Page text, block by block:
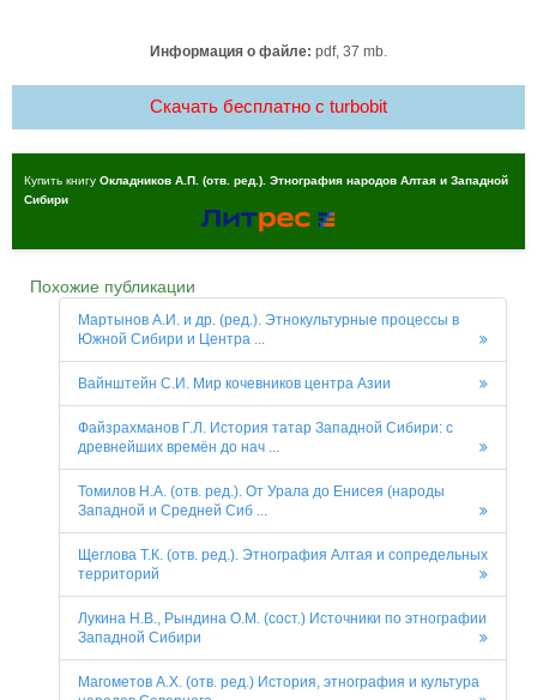
Информация о файле: pdf, 37 mb.
Скачать бесплатно c turbobit
Купить книгу Окладников А.П. (отв. ред.). Этнография народов Алтая и Западной
Сибири
Похожие публикации
Мартынов А.И. и др. (ред.). Этнокультурные процессы в
Южной Сибири и Центра ...
Вайнштейн С.И. Мир кочевников центра Азии
Файзрахманов Г.Л. История татар Западной Сибири: с
древнейших времён до нач ...
Томилов Н.А. (отв. ред.). От Урала до Енисея (народы
Западной и Средней Сиб ...
Щеглова Т.К. (отв. ред.). Этнография Алтая и сопредельных
территорий
Лукина Н.В., Рындина О.М. (сост.) Источники по этнографии
Западной Сибири
Магометов А.Х. (отв. ред.) История, этнография и культура